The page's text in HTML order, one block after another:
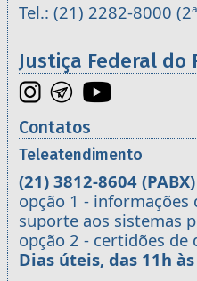
Tel.: (21) 2282-8000
Justiça Federal do
Contatos
Teleatendimento
(21) 3812-8604 (PABX)
opção 1 - informações
suporte aos sistemas
opção 2 - certidões de
Dias úteis, das 11h